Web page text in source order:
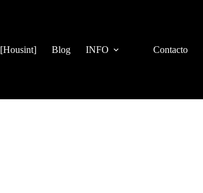
[Housint] Blog INFO Contacto